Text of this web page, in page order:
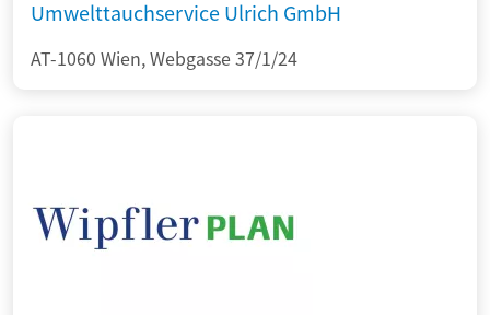
Umwelttauchservice Ulrich GmbH
AT-1060 Wien, Webgasse 37/1/24